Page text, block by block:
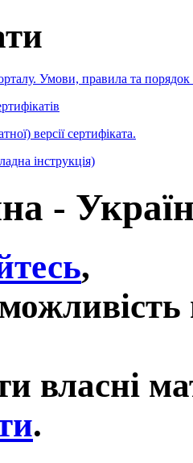
Умови, правила та порядок
версії сертифіката.
інструкція)
-
,
власні
.